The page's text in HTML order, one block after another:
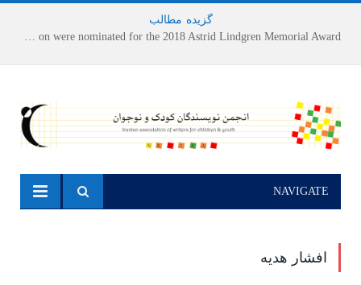
گزیده مطالب
NAVIGATE
افشار هدیه